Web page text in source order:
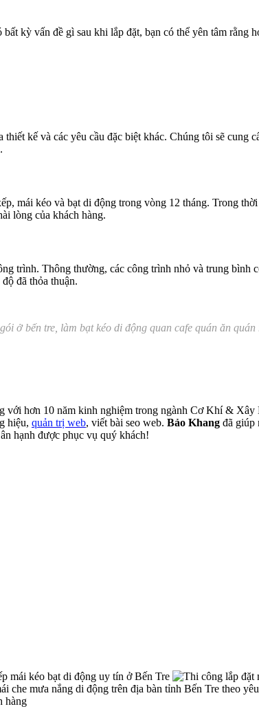
kỳ vấn đề gì sau khi lắp đặt, bạn có thể yên tâm rằng
kế và các yêu cầu đặc biệt khác. Chúng tôi sẽ cung
mái kéo và bạt di động trong vòng 12 tháng. Trong
lòng của khách hàng.
trình. Thông thường, các công trình nhỏ và trung
đã thỏa thuận.
ở bến tre, làm bạt kéo di động quan cafe quán ăn
với hơn 10 năm kinh nghiệm trong ngành Cơ Khí &
hiệu, quản trị web, viết bài seo web. Bảo Khang đã giúp
hạnh được phục vụ quý khách!
mái kéo bạt di động uy tín ở Bến Tre
che mưa nắng di động trên địa bàn tỉnh Bến Tre theo
hàng